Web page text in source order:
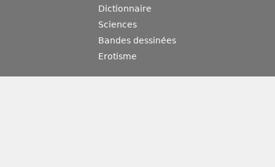
Dictionnaire
Sciences
Bandes dessinées
Erotisme